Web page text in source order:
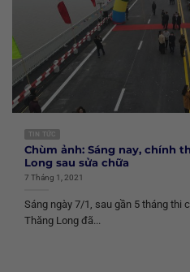
TIN TỨC
Chùm ảnh: Sáng nay, chính
Long sau sửa chữa
7 Tháng 1, 2021
Sáng ngày 7/1, sau gần 5 tháng thi
Thăng Long đã...